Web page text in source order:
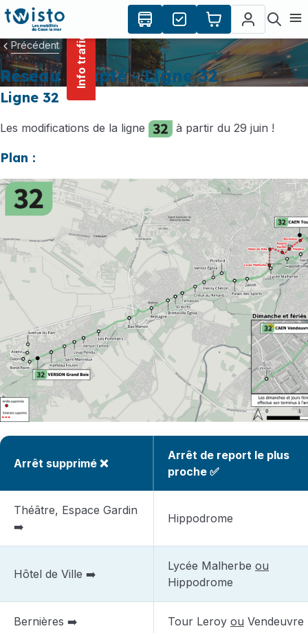
principal
Info trafic
Précédent
Réseau adapté - Ligne 32
Ligne 32
Les modifications de la ligne à partir du 29 juin !
Plan :
Arrêt supprimé ❌
Arrêt de report le plus
proche ✅
Théâtre, Espace Gardin
➡️
Hippodrome
Hôtel de Ville ➡️
Lycée Malherbe ou
Hippodrome
Bernières ➡️ Tour Leroy ou Vendeuvre
Panneau de gestion des cookies